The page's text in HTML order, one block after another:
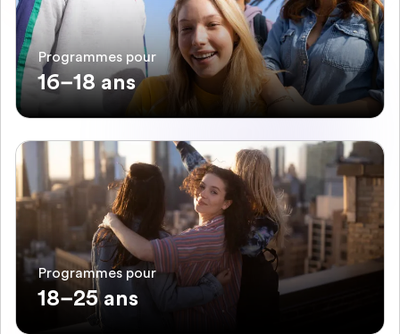
Programmes pour
16–18 ans
Programmes pour
18–25 ans